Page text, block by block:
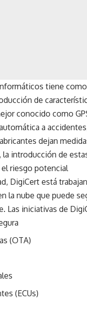
tiene
de
conocido como
a
dejan
introducción de
el riesgo potencial
DigiCert está
la nube que puede
Las iniciativas de
(OTA)
(ECUs)